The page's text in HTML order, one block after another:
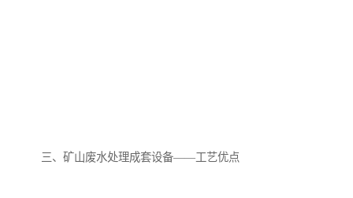
三、矿山废水处理成套设备——工艺优点